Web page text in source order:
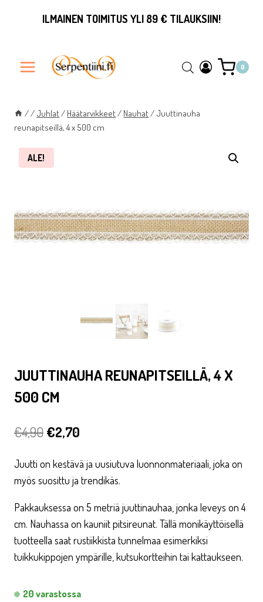
ILMAINEN TOIMITUS YLI 89 € TILAUKSIIN!
0
// Juhlat/ Häätarvikkeet/ Nauhat/ Juuttinauha
reunapitseillä, 4 x 500 cm
ALE!
JUUTTINAUHA REUNAPITSEILLÄ, 4 X
500 CM
€4,90 Alkuperäinen
oli:
€2,70
on:
Juutti on kestävä ja uusiutuva luonnonmateriaali, joka on
myös suosittu ja trendikäs.
Pakkauksessa on 5 metriä juuttinauhaa, jonka leveys on 4
cm. Nauhassa on kauniit pitsireunat. Tällä monikäyttöisellä
tuotteella saat rustiikkista tunnelmaa esimerkiksi
tuikkukippojen ympärille, kutsukortteihin tai kattaukseen.
20 varastossa